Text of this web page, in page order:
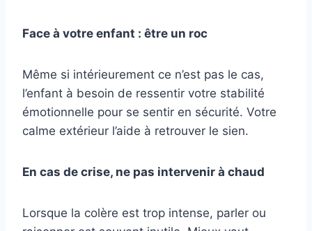
Face à votre enfant : être un roc
Même si intérieurement ce n’est pas le cas,
l’enfant à besoin de ressentir votre stabilité
émotionnelle pour se sentir en sécurité. Votre
calme extérieur l’aide à retrouver le sien.
En cas de crise, ne pas intervenir à chaud
Lorsque la colère est trop intense, parler ou